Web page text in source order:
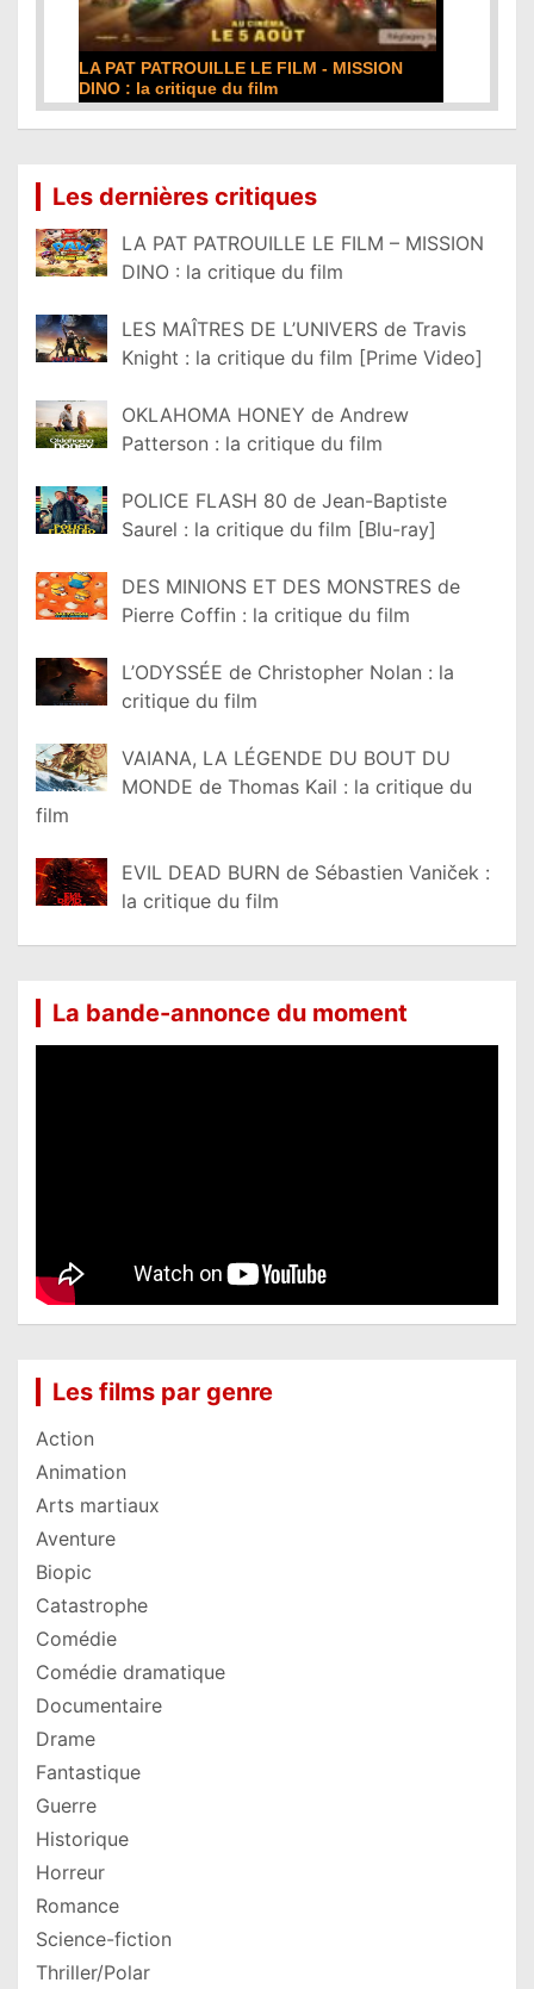
DE LA COMÉDIE-FRANÇAISE : la critique du
film
Les dernières critiques
LA PAT PATROUILLE LE FILM – MISSION
DINO : la critique du film
LES MAÎTRES DE L’UNIVERS de Travis
Knight : la critique du film [Prime Video]
OKLAHOMA HONEY de Andrew
Patterson : la critique du film
POLICE FLASH 80 de Jean-Baptiste
Saurel : la critique du film [Blu-ray]
DES MINIONS ET DES MONSTRES de
Pierre Coffin : la critique du film
L’ODYSSÉE de Christopher Nolan : la
critique du film
VAIANA, LA LÉGENDE DU BOUT DU
MONDE de Thomas Kail : la critique du
film
EVIL DEAD BURN de Sébastien Vaniček :
la critique du film
La bande-annonce du moment
Les films par genre
Action
Animation
Arts martiaux
Aventure
Biopic
Catastrophe
Comédie
Comédie dramatique
Documentaire
Drame
Fantastique
Guerre
Historique
Horreur
Romance
Science-fiction
Thriller/Polar